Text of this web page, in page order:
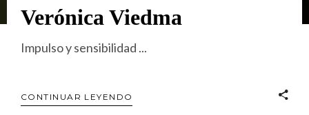
Verónica Viedma
Impulso y sensibilidad
CONTINUAR LEYENDO